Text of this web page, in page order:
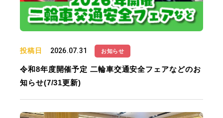
投稿日 2026.07.31 お知らせ
令和8年度開催予定 二輪車交通安全フェアなどのお
知らせ(7/31更新)